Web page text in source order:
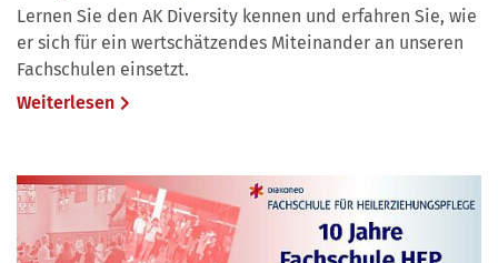
Lernen Sie den AK Diversity kennen und erfahren Sie, wie
er sich für ein wertschätzendes Miteinander an unseren
Fachschulen einsetzt.
Weiterlesen